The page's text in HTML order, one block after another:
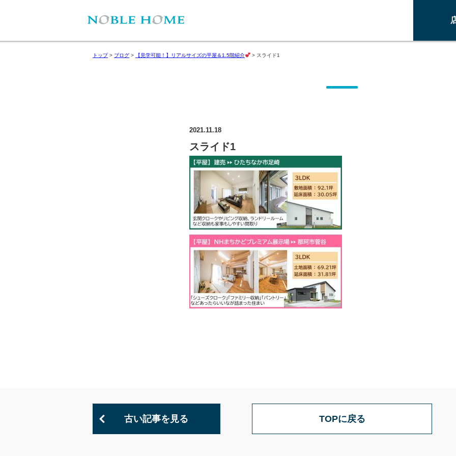
トップ> ブログ > 【見学可能！】リアルサイズの平屋＆1.5階紹介 > スライド1
2021.11.18
スライド1
古い記事を見る TOPに戻る